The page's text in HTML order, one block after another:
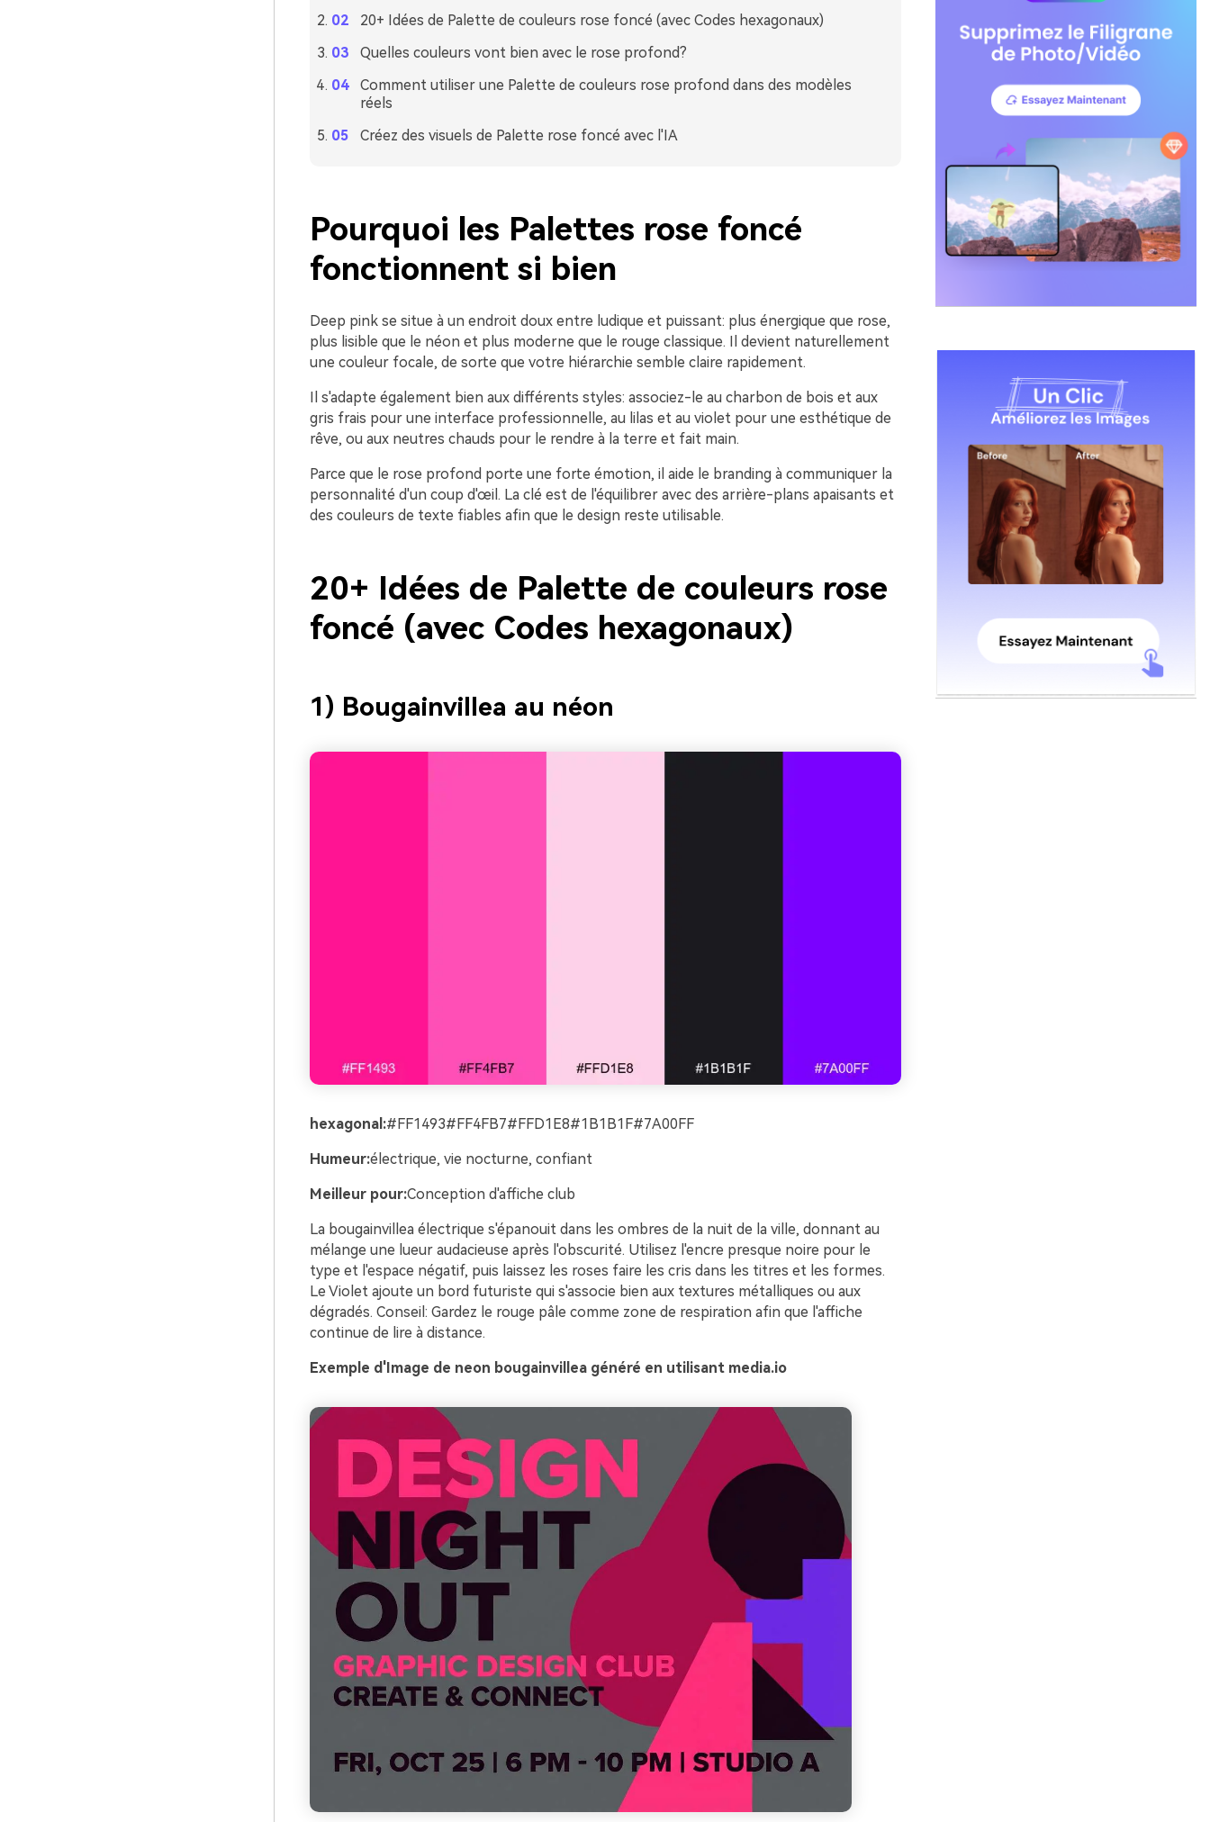
20+ Idées de Palette de couleurs rose foncé (avec Codes hexagonaux)
Quelles couleurs vont bien avec le rose profond?
Comment utiliser une Palette de couleurs rose profond dans des modèles
réels
Créez des visuels de Palette rose foncé avec l'IA
Pourquoi les Palettes rose foncé
fonctionnent si bien
Deep pink se situe à un endroit doux entre ludique et puissant: plus énergique que rose,
plus lisible que le néon et plus moderne que le rouge classique. Il devient naturellement
une couleur focale, de sorte que votre hiérarchie semble claire rapidement.
Il s'adapte également bien aux différents styles: associez-le au charbon de bois et aux
gris frais pour une interface professionnelle, au lilas et au violet pour une esthétique de
rêve, ou aux neutres chauds pour le rendre à la terre et fait main.
Parce que le rose profond porte une forte émotion, il aide le branding à communiquer la
personnalité d'un coup d'œil. La clé est de l'équilibrer avec des arrière-plans apaisants et
des couleurs de texte fiables afin que le design reste utilisable.
20+ Idées de Palette de couleurs rose
foncé (avec Codes hexagonaux)
1) Bougainvillea au néon
hexagonal:#FF1493#FF4FB7#FFD1E8#1B1B1F#7A00FF
Humeur:électrique, vie nocturne, confiant
Meilleur pour:Conception d'affiche club
La bougainvillea électrique s'épanouit dans les ombres de la nuit de la ville, donnant au
mélange une lueur audacieuse après l'obscurité. Utilisez l'encre presque noire pour le
type et l'espace négatif, puis laissez les roses faire les cris dans les titres et les formes.
Le Violet ajoute un bord futuriste qui s'associe bien aux textures métalliques ou aux
dégradés. Conseil: Gardez le rouge pâle comme zone de respiration afin que l'affiche
continue de lire à distance.
Exemple d'Image de neon bougainvillea généré en utilisant media.io